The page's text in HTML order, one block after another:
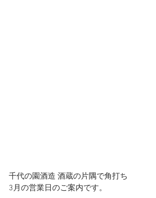
千代の園酒造 酒蔵の片隅で角打ち
3月の営業日のご案内です。